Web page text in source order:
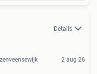
Details
2 aug 26